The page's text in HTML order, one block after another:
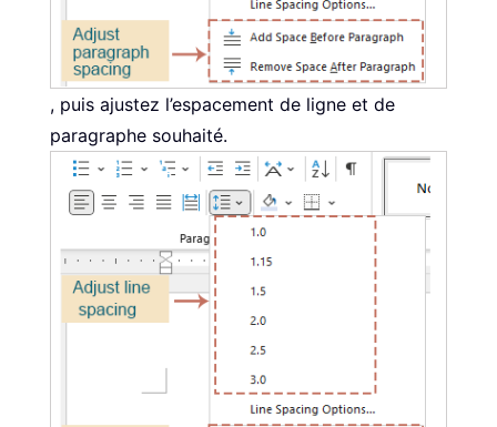
, puis ajustez l’espacement de ligne et de
paragraphe souhaité.